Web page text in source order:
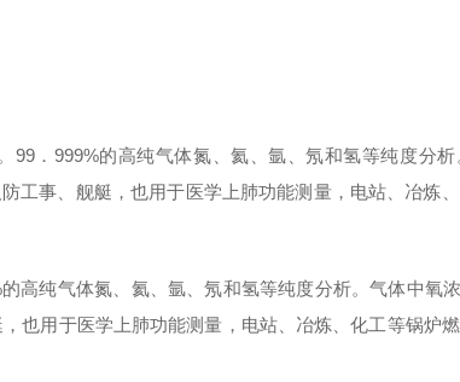
99．999%的高纯气体氮、氦、氩、氖和氢等纯度分
工事、舰艇，也用于医学上肺功能测量，电站、冶炼
高纯气体氮、氦、氩、氖和氢等纯度分析。气体中氧
也用于医学上肺功能测量，电站、冶炼、化工等锅炉